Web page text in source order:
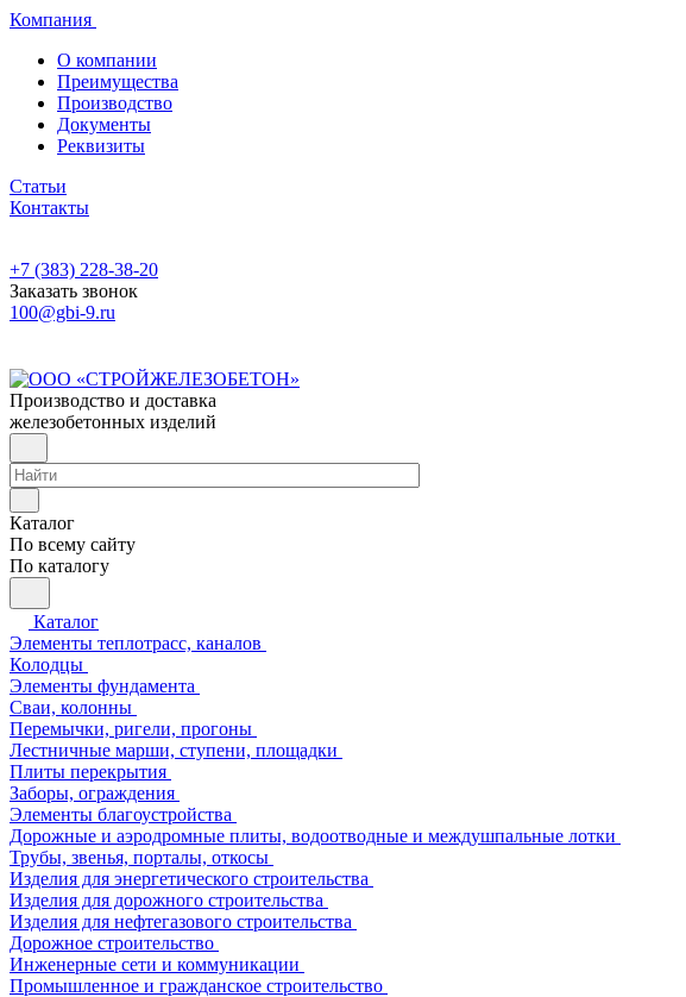
Компания
О компании
Преимущества
Производство
Документы
Реквизиты
Статьи
Контакты
+7 (383) 228-38-20
Заказать звонок
100@gbi-9.ru
Производство и доставка
железобетонных изделий
Каталог
По всему сайту
По каталогу
Каталог
Элементы теплотрасс, каналов
Колодцы
Элементы фундамента
Сваи, колонны
Перемычки, ригели, прогоны
Лестничные марши, ступени, площадки
Плиты перекрытия
Заборы, ограждения
Элементы благоустройства
Дорожные и аэродромные плиты, водоотводные и междушпальные лотки
Трубы, звенья, порталы, откосы
Изделия для энергетического строительства
Изделия для дорожного строительства
Изделия для нефтегазового строительства
Дорожное строительство
Инженерные сети и коммуникации
Промышленное и гражданское строительство